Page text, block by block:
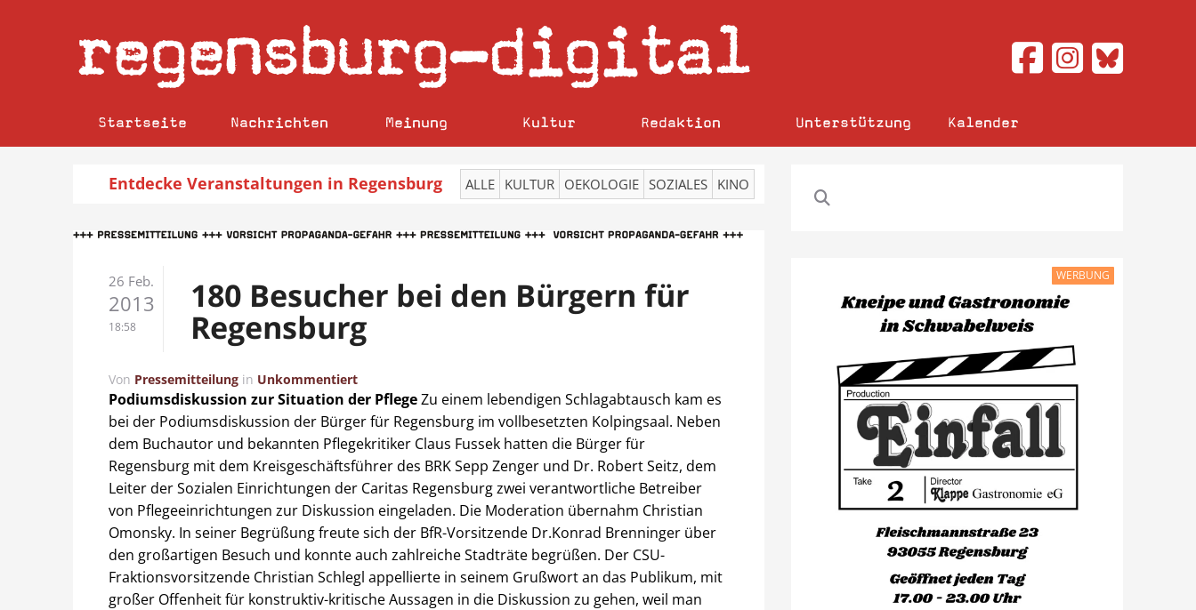
regensburg–digital
Startseite Nachrichten Meinung Kultur Redaktion Unterstützung Kalender
Entdecke Veranstaltungen in Regensburg ALLE KULTUR OEKOLOGIE SOZIALES KINO
26 Feb.
2013
18:58
180 Besucher bei den Bürgern für
Regensburg
Von Pressemitteilung in Unkommentiert
Podiumsdiskussion zur Situation der PflegeZu einem lebendigen Schlagabtausch kam es
bei der Podiumsdiskussion der Bürger für Regensburg im vollbesetzten Kolpingsaal. Neben
dem Buchautor und bekannten Pflegekritiker Claus Fussek hatten die Bürger für
Regensburg mit dem Kreisgeschäftsführer des BRK Sepp Zenger und Dr. Robert Seitz, dem
Leiter der Sozialen Einrichtungen der Caritas Regensburg zwei verantwortliche Betreiber
von Pflegeeinrichtungen zur Diskussion eingeladen. Die Moderation übernahm Christian
Omonsky. In seiner Begrüßung freute sich der BfR-Vorsitzende Dr.Konrad Brenninger über
den großartigen Besuch und konnte auch zahlreiche Stadträte begrüßen. Der CSU-
Fraktionsvorsitzende Christian Schlegl appellierte in seinem Grußwort an das Publikum, mit
großer Offenheit für konstruktiv-kritische Aussagen in die Diskussion zu gehen, weil man
WERBUNG